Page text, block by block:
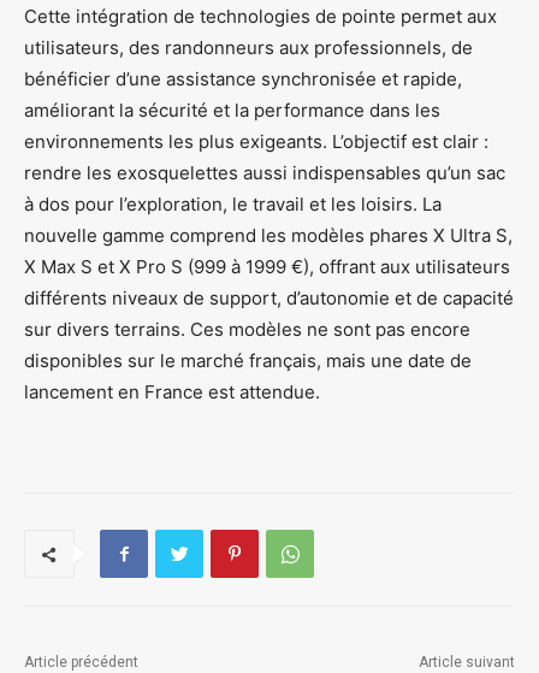
Cette intégration de technologies de pointe permet aux
utilisateurs, des randonneurs aux professionnels, de
bénéficier d’une assistance synchronisée et rapide,
améliorant la sécurité et la performance dans les
environnements les plus exigeants. L’objectif est clair :
rendre les exosquelettes aussi indispensables qu’un sac
à dos pour l’exploration, le travail et les loisirs. La
nouvelle gamme comprend les modèles phares X Ultra S,
X Max S et X Pro S (999 à 1999 €), offrant aux utilisateurs
différents niveaux de support, d’autonomie et de capacité
sur divers terrains. Ces modèles ne sont pas encore
disponibles sur le marché français, mais une date de
lancement en France est attendue.
Article précédent Article suivant